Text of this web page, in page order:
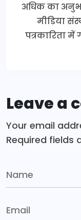
अधिक का
मीडिया
पत्रकारिता में
Leave a
Your email
Required fields